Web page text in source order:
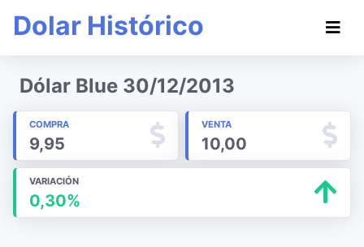
Dolar Histórico
Dólar Blue 30/12/2013
COMPRA
9,95
VENTA
10,00
VARIACIÓN
0,30%